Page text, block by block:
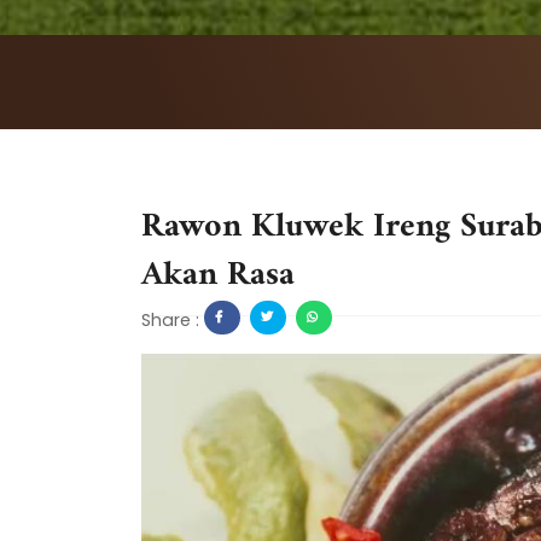
Rawon Kluwek Ireng
Akan Rasa
Share :